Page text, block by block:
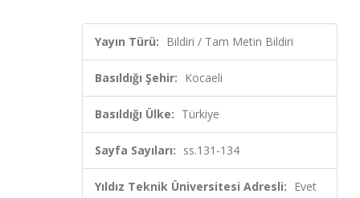
Yayın Türü: Bildiri / Tam Metin Bildiri
Basıldığı Şehir: Kocaeli
Basıldığı Ülke: Türkiye
Sayfa Sayıları: ss.131-134
Yıldız Teknik Üniversitesi Adresli: Evet